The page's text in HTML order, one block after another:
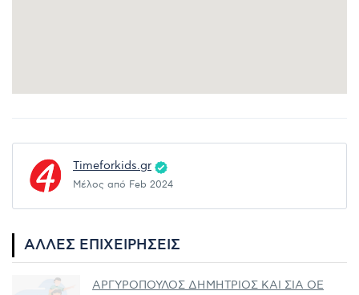
Timeforkids.gr
Μέλος από Feb 2024
ΆΛΛΕΣ ΕΠΙΧΕΙΡΉΣΕΙΣ
ΑΡΓΥΡΟΠΟΥΛΟΣ ΔΗΜΗΤΡΙΟΣ ΚΑΙ ΣΙΑ ΟΕ